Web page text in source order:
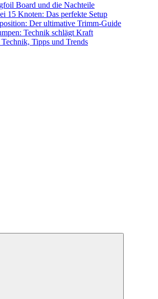
Board und die Nachteile
15 Knoten: Das perfekte Setup
Der ultimative Trimm-Guide
Technik schlägt Kraft
Tipps und Trends